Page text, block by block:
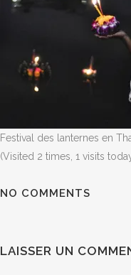
Festival des lanternes en
(Visited 2 times, 1 visits
NO COMMENTS
LAISSER UN